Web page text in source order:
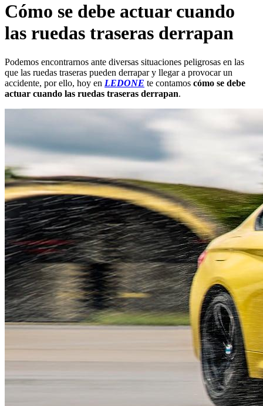
Cómo se debe actuar cuando
las ruedas traseras derrapan
Podemos encontrarnos ante diversas situaciones peligrosas en las
que las ruedas traseras pueden derrapar y llegar a provocar un
accidente, por ello, hoy en LEDONE te contamos cómo se debe
actuar cuando las ruedas traseras derrapan.